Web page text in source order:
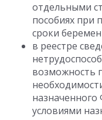
отдельными
пособиях при
сроки
в реестре
возможность
условиями